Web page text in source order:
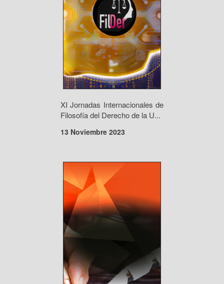
XI Jornadas Internacionales de
Filosofía del Derecho de la U...
13 Noviembre 2023